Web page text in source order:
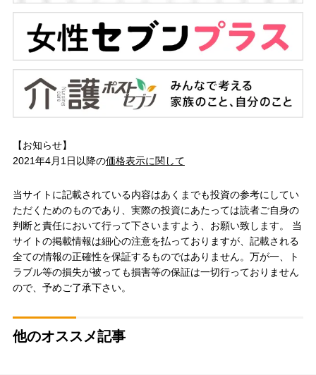
【お知らせ】
2021年4月1日以降の価格表示に関して
当サイトに記載されている内容はあくまでも投資の参考にしてい
ただくためのものであり、実際の投資にあたっては読者ご自身の
判断と責任において行って下さいますよう、お願い致します。 当
サイトの掲載情報は細心の注意を払っておりますが、記載される
全ての情報の正確性を保証するものではありません。万が一、ト
ラブル等の損失が被っても損害等の保証は一切行っておりません
ので、予めご了承下さい。
他のオススメ記事